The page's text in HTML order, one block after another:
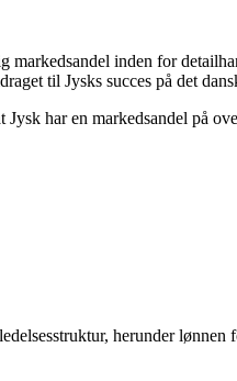
markedsandel inden for
til Jysks succes på det
Jysk har en markedsandel på
herunder